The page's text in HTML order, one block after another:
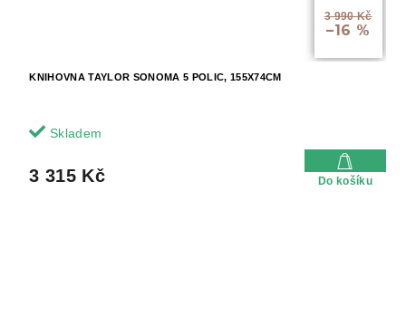
3 990 Kč
–16 %
KNIHOVNA TAYLOR SONOMA 5 POLIC, 155X74CM
Skladem
3 315 Kč Do košíku